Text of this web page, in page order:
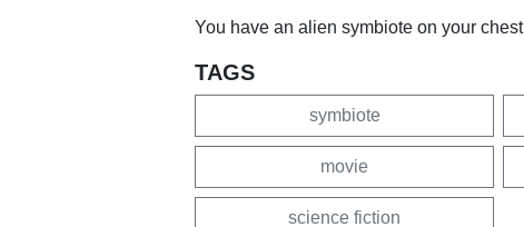
You have an alien symbiote on your chest
TAGS
symbiote
movie
science fiction